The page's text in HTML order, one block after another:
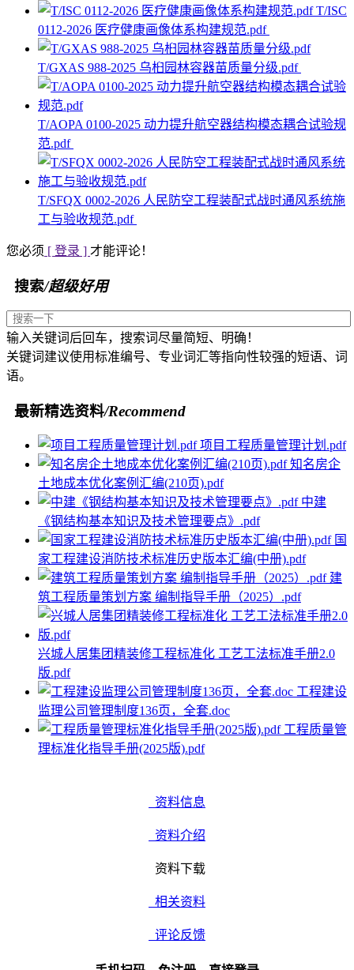
T/ISC
0112-2026 医疗健康画像体系构建规范.pdf
T/GXAS 988-2025 乌桕园林容器苗质量分级.pdf
T/AOPA 0100-2025 动力提升航空器结构模态耦合试验规
范.pdf
T/SFQX 0002-2026 人民防空工程装配式战时通风系统施
工与验收规范.pdf
您必须 [ 登录 ] 才能评论！
搜索/超级好用
输入关键词后回车，搜索词尽量简短、明确！
关键词建议使用标准编号、专业词汇等指向性较强的短语、词
语。
最新精选资料/Recommend
项目工程质量管理计划.pdf
知名房企
土地成本优化案例汇编(210页).pdf
中建
《钢结构基本知识及技术管理要点》.pdf
国
家工程建设消防技术标准历史版本汇编(中册).pdf
建
筑工程质量策划方案 编制指导手册（2025）.pdf
兴城人居集团精装修工程标准化 工艺工法标准手册2.0
版.pdf
工程建设
监理公司管理制度136页，全套.doc
工程质量管
理标准化指导手册(2025版).pdf
资料信息
资料介绍
资料下载
相关资料
评论反馈